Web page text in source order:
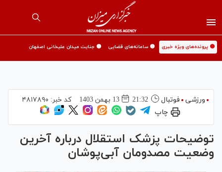
🟡 پرونده‌های ویژه خبری 🟡 سامانه‌های قضایی 🟡 جنایت میدان علیخانی اصفهان
ورزشی فوتبال 21:32 13 بهمن 1403 کد خبر: ۴۸۱۷۸۹۰
چاپ
توضیحات پزشک استقلال درباره آخرین
وضعیت مصدومان آبی‌پوشان